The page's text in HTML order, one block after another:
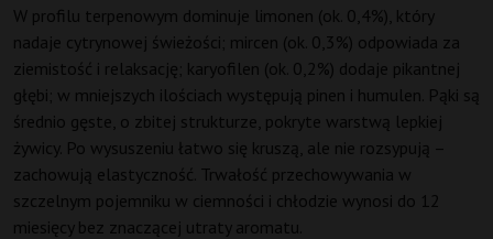
W profilu terpenowym dominuje limonen (ok. 0,4%), który
nadaje cytrynowej świeżości; mircen (ok. 0,3%) odpowiada za
ziemistość i relaksację; karyofilen (ok. 0,2%) dodaje pikantnej
głębi; w mniejszych ilościach występują pinen i humulen. Pąki są
średnio gęste, o zbitej strukturze, pokryte warstwą lepkiej
żywicy. Po wysuszeniu łatwo się kruszą, ale nie rozsypują –
zachowują elastyczność. Trwałość przechowywania w
szczelnym pojemniku w ciemności i chłodzie wynosi do 12
miesięcy bez znaczącej utraty aromatu.